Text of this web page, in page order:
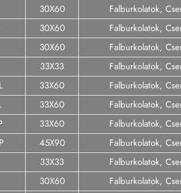
30X60
Falburkolatok,
30X60
Falburkolatok,
30X60
Falburkolatok,
33X33
Falburkolatok,
33X60
Falburkolatok,
33X60
Falburkolatok,
33X60
Falburkolatok,
45X90
Falburkolatok,
33X33
Falburkolatok,
30X60
Falburkolatok,